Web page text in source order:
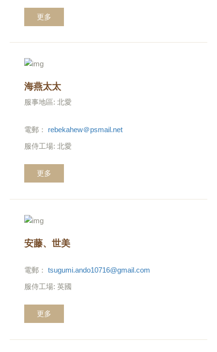
更多
海燕太太
服事地區: 北愛
電郵： rebekahew＠psmail.net
服侍工場: 北愛
更多
安藤、世美
電郵： tsugumi.ando10716@gmail.com
服侍工場: 英國
更多